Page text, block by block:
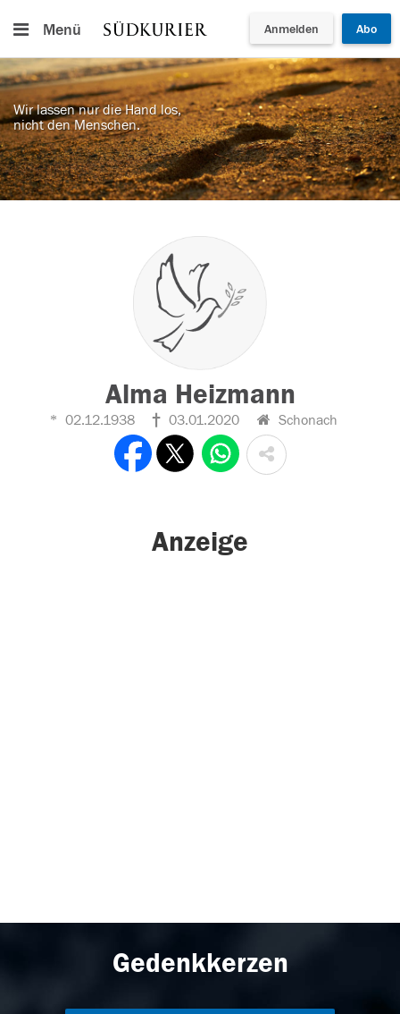
Menü Anmelden Abo
Wir lassen nur die Hand los,
nicht den Menschen.
Alma Heizmann
02.12.1938 03.01.2020 Schonach
Anzeige
Gedenkkerzen